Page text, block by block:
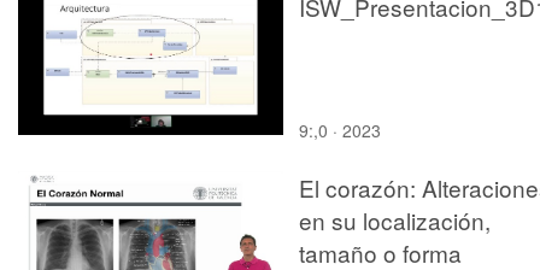
9:,0 · 2023
El corazón:
en su localización,
tamaño o forma